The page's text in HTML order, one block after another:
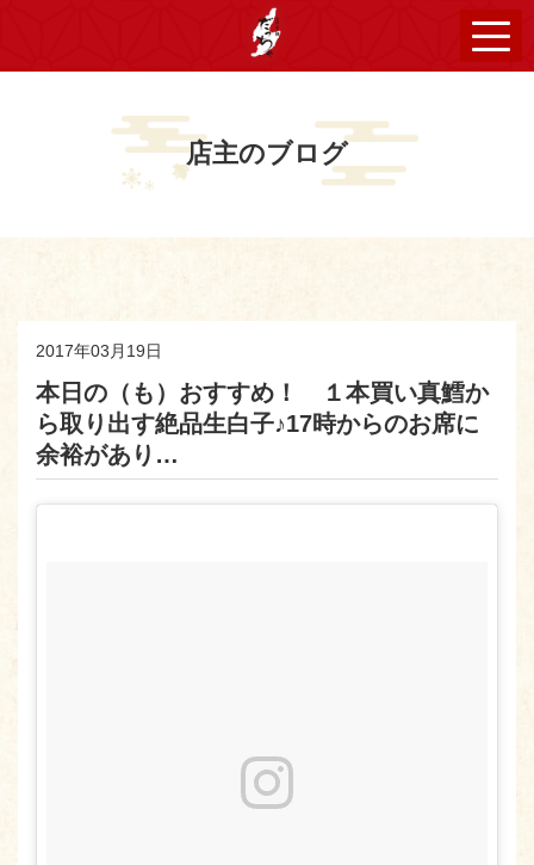
店主のブログ
2017年03月19日
本日の（も）おすすめ！ １本買い真鱈か
ら取り出す絶品生白子♪17時からのお席に
余裕があり…